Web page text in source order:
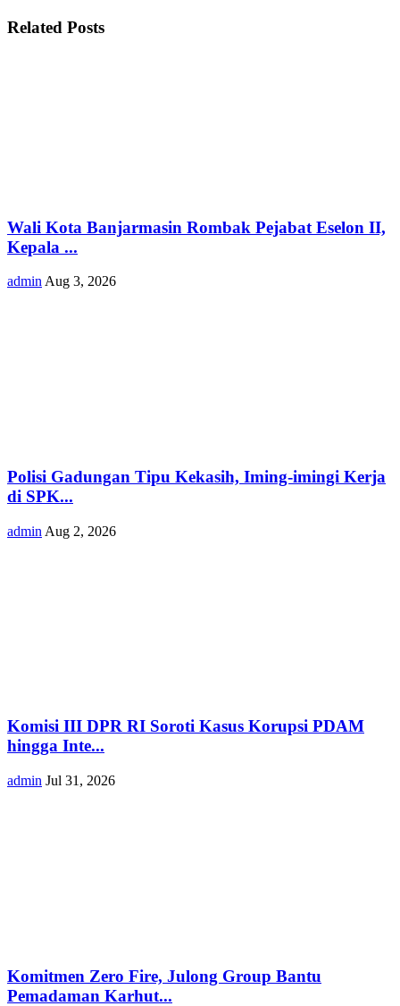
Related Posts
Wali Kota Banjarmasin Rombak Pejabat Eselon II,
Kepala ...
admin Aug 3, 2026
Polisi Gadungan Tipu Kekasih, Iming-imingi Kerja
di SPK...
admin Aug 2, 2026
Komisi III DPR RI Soroti Kasus Korupsi PDAM
hingga Inte...
admin Jul 31, 2026
Komitmen Zero Fire, Julong Group Bantu
Pemadaman Karhut...